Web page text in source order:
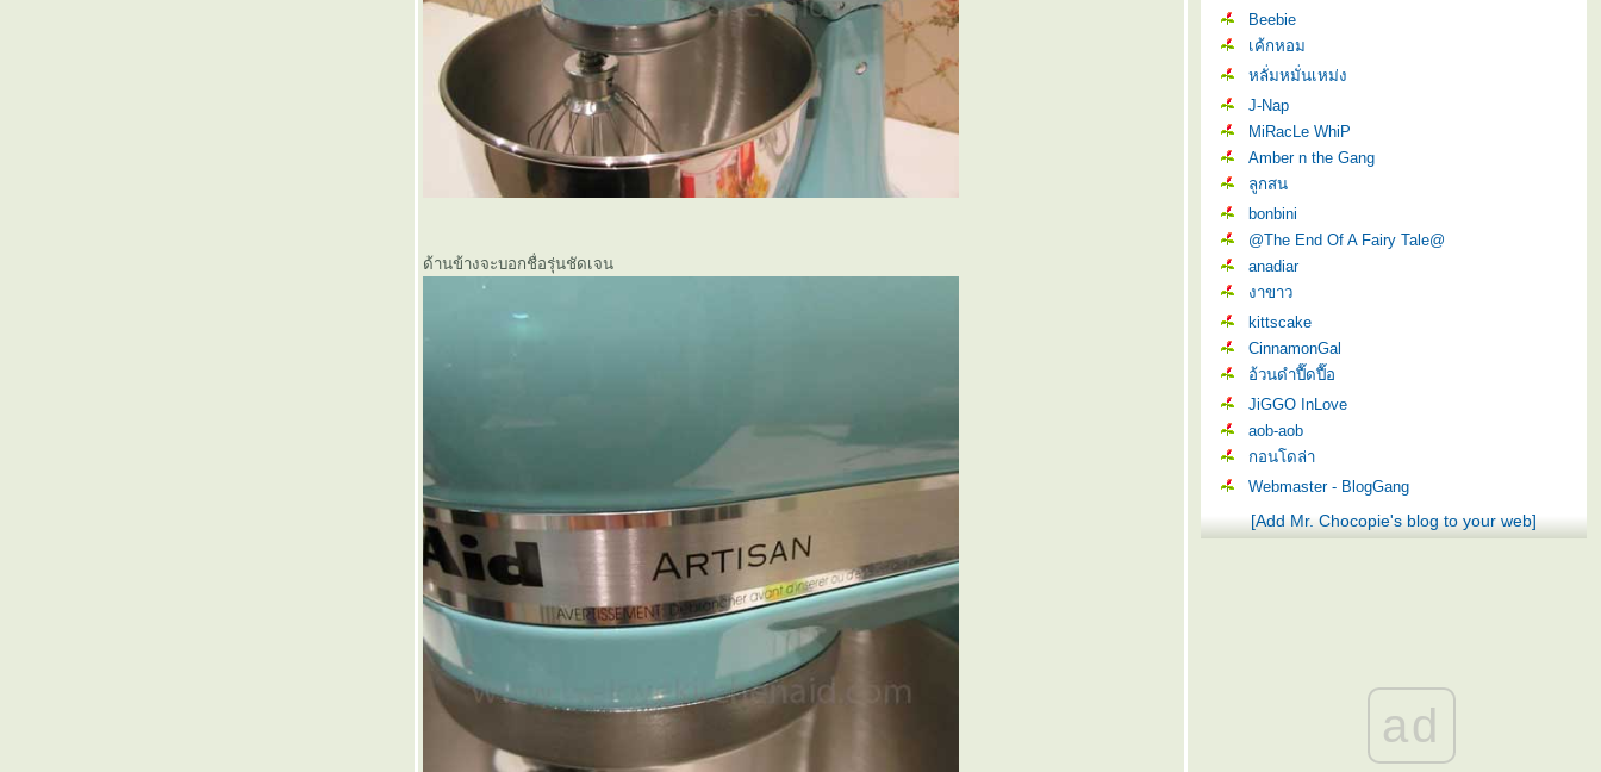
ด้านข้างจะบอกชื่อรุ่นชัดเจน
Beebie
เค้กหอม
หลั่มหมั่นเหม่ง
J-Nap
MiRacLe WhiP
Amber n the Gang
ลูกสน
bonbini
@The End Of A Fairy Tale@
anadiar
งาขาว
kittscake
CinnamonGal
อ้วนดำปื๊ดปื๊อ
JiGGO InLove
aob-aob
กอนโดล่า
Webmaster - BlogGang
[Add Mr. Chocopie's blog to your web]
ad